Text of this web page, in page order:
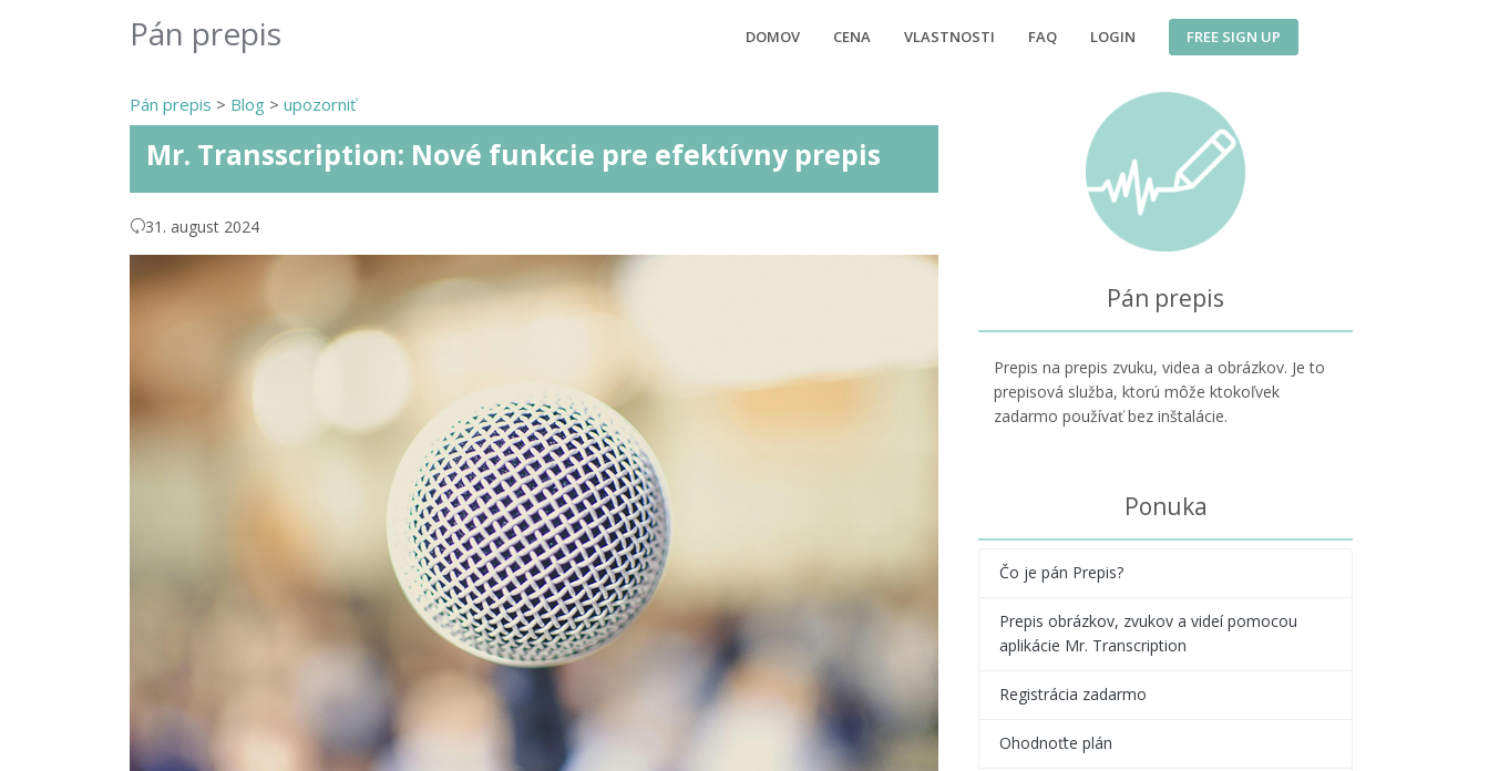
Pán prepis DOMOV CENA VLASTNOSTI FAQ LOGIN FREE SIGN UP
Pán prepis > Blog > upozorniť
Mr. Transscription: Nové funkcie pre efektívny prepis
31. august 2024
Pán prepis
Prepis na prepis zvuku, videa a obrázkov. Je to
prepisová služba, ktorú môže ktokoľvek
zadarmo používať bez inštalácie.
Ponuka
Čo je pán Prepis?
Prepis obrázkov, zvukov a videí pomocou
aplikácie Mr. Transcription
Registrácia zadarmo
Ohodnoťte plán